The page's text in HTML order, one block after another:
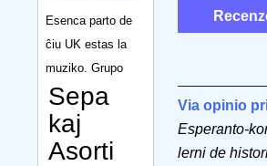
Esenca parto de
ĉiu UK estas la
muziko. Grupo
Sepa
kaj
Asorti
Via opinio
Esperanto-
lerni de